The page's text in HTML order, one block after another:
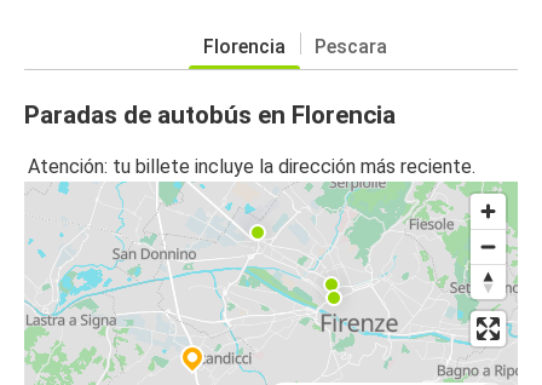
Florencia Pescara
Paradas de autobús en Florencia
Atención: tu billete incluye la dirección más reciente.